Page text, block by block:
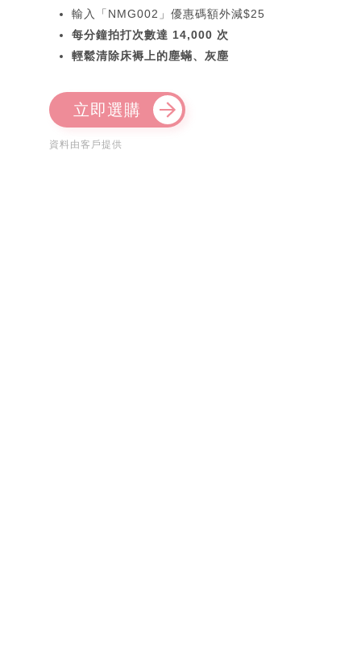
輸入「NMG002」優惠碼額外減$25
每分鐘拍打次數達 14,000 次
輕鬆清除床褥上的塵蟎、灰塵
立即選購
資料由客戶提供